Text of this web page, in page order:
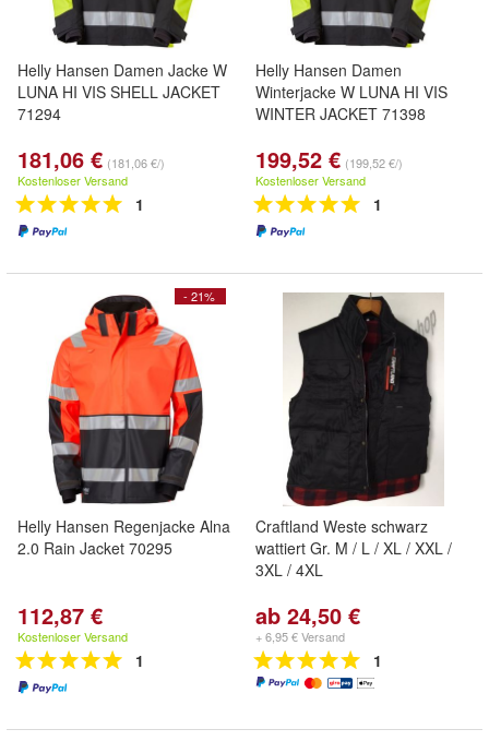
Helly Hansen Damen Jacke W
LUNA HI VIS SHELL JACKET
71294
181,06 € (181,06 €/)
Kostenloser Versand
1
Helly Hansen Damen
Winterjacke W LUNA HI VIS
WINTER JACKET 71398
199,52 € (199,52 €/)
Kostenloser Versand
1
- 21%
Helly Hansen Regenjacke Alna
2.0 Rain Jacket 70295
112,87 €
Kostenloser Versand
1
Craftland Weste schwarz
wattiert Gr. M / L / XL / XXL /
3XL / 4XL
ab 24,50 €
+ 6,95 € Versand
1